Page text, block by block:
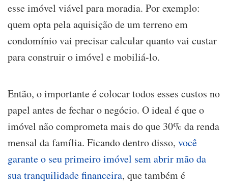
esse imóvel viável para moradia. Por exemplo:
quem opta pela aquisição de um terreno em
condomínio vai precisar calcular quanto vai custar
para construir o imóvel e mobiliá-lo.
Então, o importante é colocar todos esses custos no
papel antes de fechar o negócio. O ideal é que o
imóvel não comprometa mais do que 30% da renda
mensal da família. Ficando dentro disso, você
garante o seu primeiro imóvel sem abrir mão da
sua tranquilidade financeira, que também é